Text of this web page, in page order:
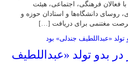
فعالان فرهنگی، اجتماعی، هیئت
روسای دانشگاه‌ها و استادان حوزه و
مغتنمی برای دریافت […]
در بدو تولد «عبداللطیف